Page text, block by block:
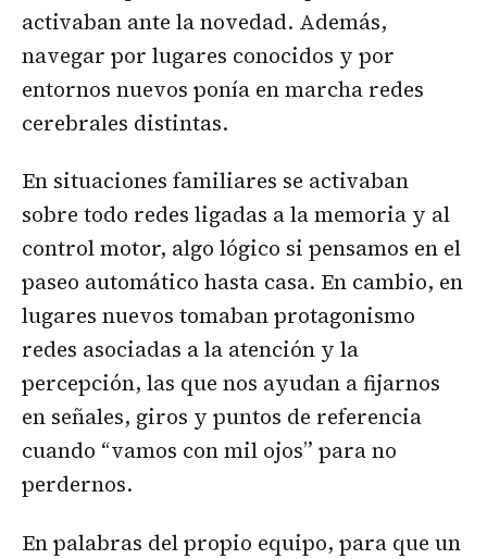
activaban ante la novedad. Además,
navegar por lugares conocidos y por
entornos nuevos ponía en marcha redes
cerebrales distintas.
En situaciones familiares se activaban
sobre todo redes ligadas a la memoria y al
control motor, algo lógico si pensamos en el
paseo automático hasta casa. En cambio, en
lugares nuevos tomaban protagonismo
redes asociadas a la atención y la
percepción, las que nos ayudan a fijarnos
en señales, giros y puntos de referencia
cuando “vamos con mil ojos” para no
perdernos.
En palabras del propio equipo, para que un